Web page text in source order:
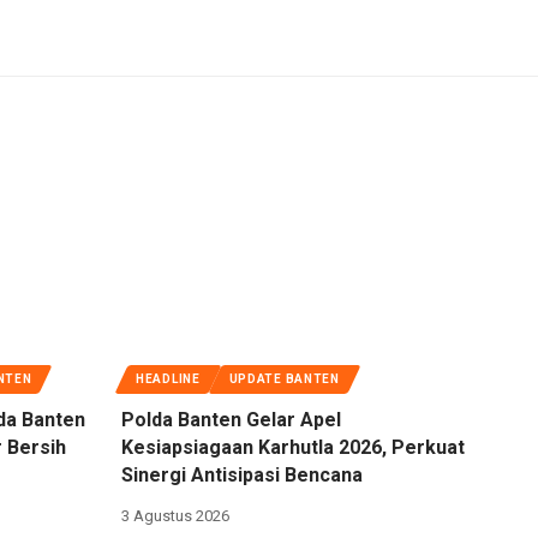
Banten
Bersih
HEADLINE UPDATE BANTEN
Polda Banten Gelar Apel
Kesiapsiagaan Karhutla 2026, Perkuat
Sinergi Antisipasi Bencana
3 Agustus 2026